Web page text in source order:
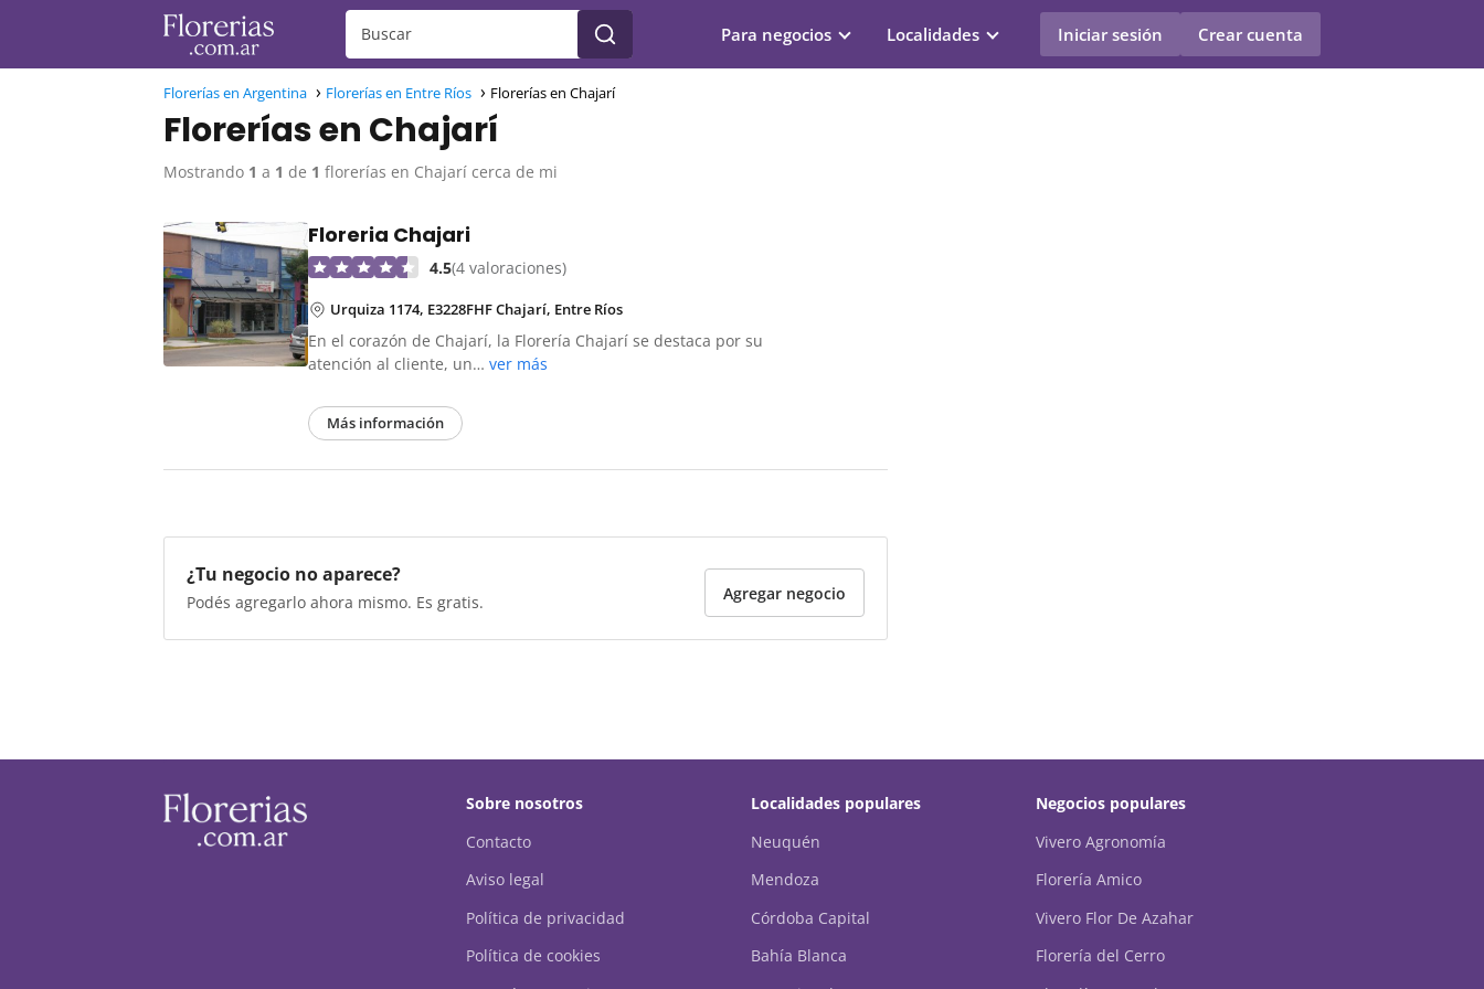
Para negocios Localidades Iniciar sesión Crear cuenta
Florerías en Argentina Florerías en Entre Ríos Florerías en Chajarí
Florerías en Chajarí
Mostrando 1 a 1 de 1 florerías en Chajarí cerca de mi
Floreria Chajari
4.5(4 valoraciones)
Urquiza 1174, E3228FHF Chajarí, Entre Ríos
En el corazón de Chajarí, la Florería Chajarí se destaca por su
atención al cliente, un…ver más
Más información
¿Tu negocio no aparece?
Podés agregarlo ahora mismo. Es gratis. Agregar negocio
Sobre nosotros
Contacto
Aviso legal
Política de privacidad
Política de cookies
Localidades populares
Neuquén
Mendoza
Córdoba Capital
Bahía Blanca
Negocios populares
Vivero Agronomía
Florería Amico
Vivero Flor De Azahar
Florería del Cerro